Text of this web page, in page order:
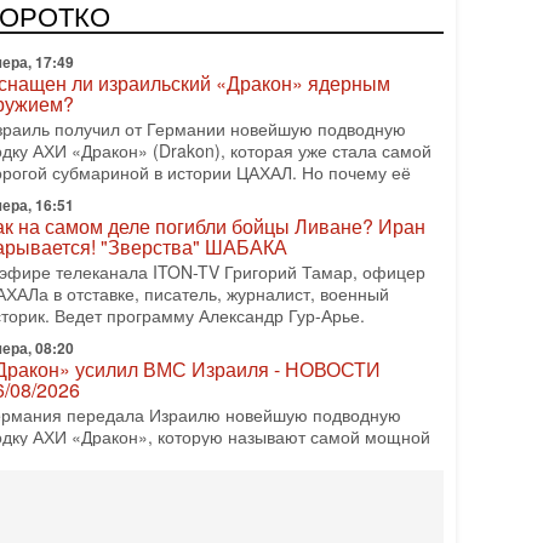
политический альянс? Что произойдет с
раскладом сил, если арабский список
17:49
ли израильский «Дракон» ядерным
получил от Германии новейшую подводную
АХИ «Дракон» (Drakon), которая уже стала самой
субмариной в истории ЦАХАЛ. Но почему её
16:51
на самом деле погибли бойцы Ливане? Иран
"Зверства" ШАБАКА
телеканала ITON-TV Григорий Тамар, офицер
в отставке, писатель, журналист, военный
Ведет программу Александр Гур-Арье.
08:20
усилил ВМС Израиля - НОВОСТИ
08/2026
передала Израилю новейшую подводную
АХИ «Дракон», которую называют самой мощной